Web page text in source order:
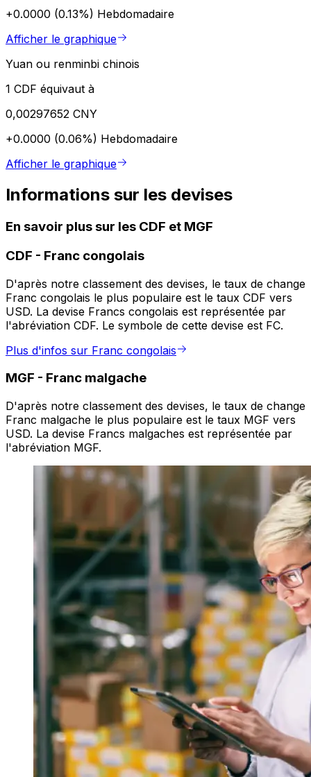
+0.0000 (0.13%) Hebdomadaire
Afficher le graphique
Yuan ou renminbi chinois
1 CDF équivaut à
0,00297652 CNY
+0.0000 (0.06%) Hebdomadaire
Afficher le graphique
Informations sur les devises
En savoir plus sur les CDF et MGF
CDF - Franc congolais
D'après notre classement des devises, le taux de change
Franc congolais le plus populaire est le taux CDF vers
USD. La devise Francs congolais est représentée par
l'abréviation CDF. Le symbole de cette devise est FC.
Plus d'infos sur Franc congolais
MGF - Franc malgache
D'après notre classement des devises, le taux de change
Franc malgache le plus populaire est le taux MGF vers
USD. La devise Francs malgaches est représentée par
l'abréviation MGF.